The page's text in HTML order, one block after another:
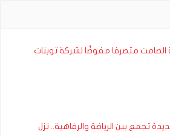
الصامت متصرفا مفوضًا لشركة توبنات
تجمع بين الرياضة والرفاهية.. نزل